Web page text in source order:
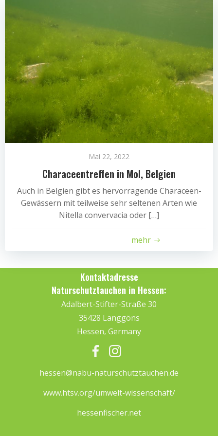
Mai 22, 2022
Characeentreffen in Mol, Belgien
Auch in Belgien gibt es hervorragende Characeen-
Gewässern mit teilweise sehr seltenen Arten wie
Nitella convervacia oder […]
mehr
Kontaktadresse
Naturschutztauchen in Hessen:
Adalbert-Stifter-Straße 30
35428 Langgöns
Hessen, Germany
hessen@nabu-naturschutztauchen.de
www.htsv.org/umwelt-wissenschaft/
hessenfischer.net